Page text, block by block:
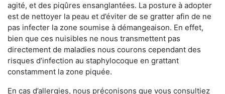
agité, et des piqûres ensanglantées. La posture à adopter
est de nettoyer la peau et d’éviter de se gratter afin de ne
pas infecter la zone soumise à démangeaison. En effet,
bien que ces nuisibles ne nous transmettent pas
directement de maladies nous courons cependant des
risques d’infection au staphylocoque en grattant
constamment la zone piquée.
En cas d’allergies, nous préconisons que vous consultiez